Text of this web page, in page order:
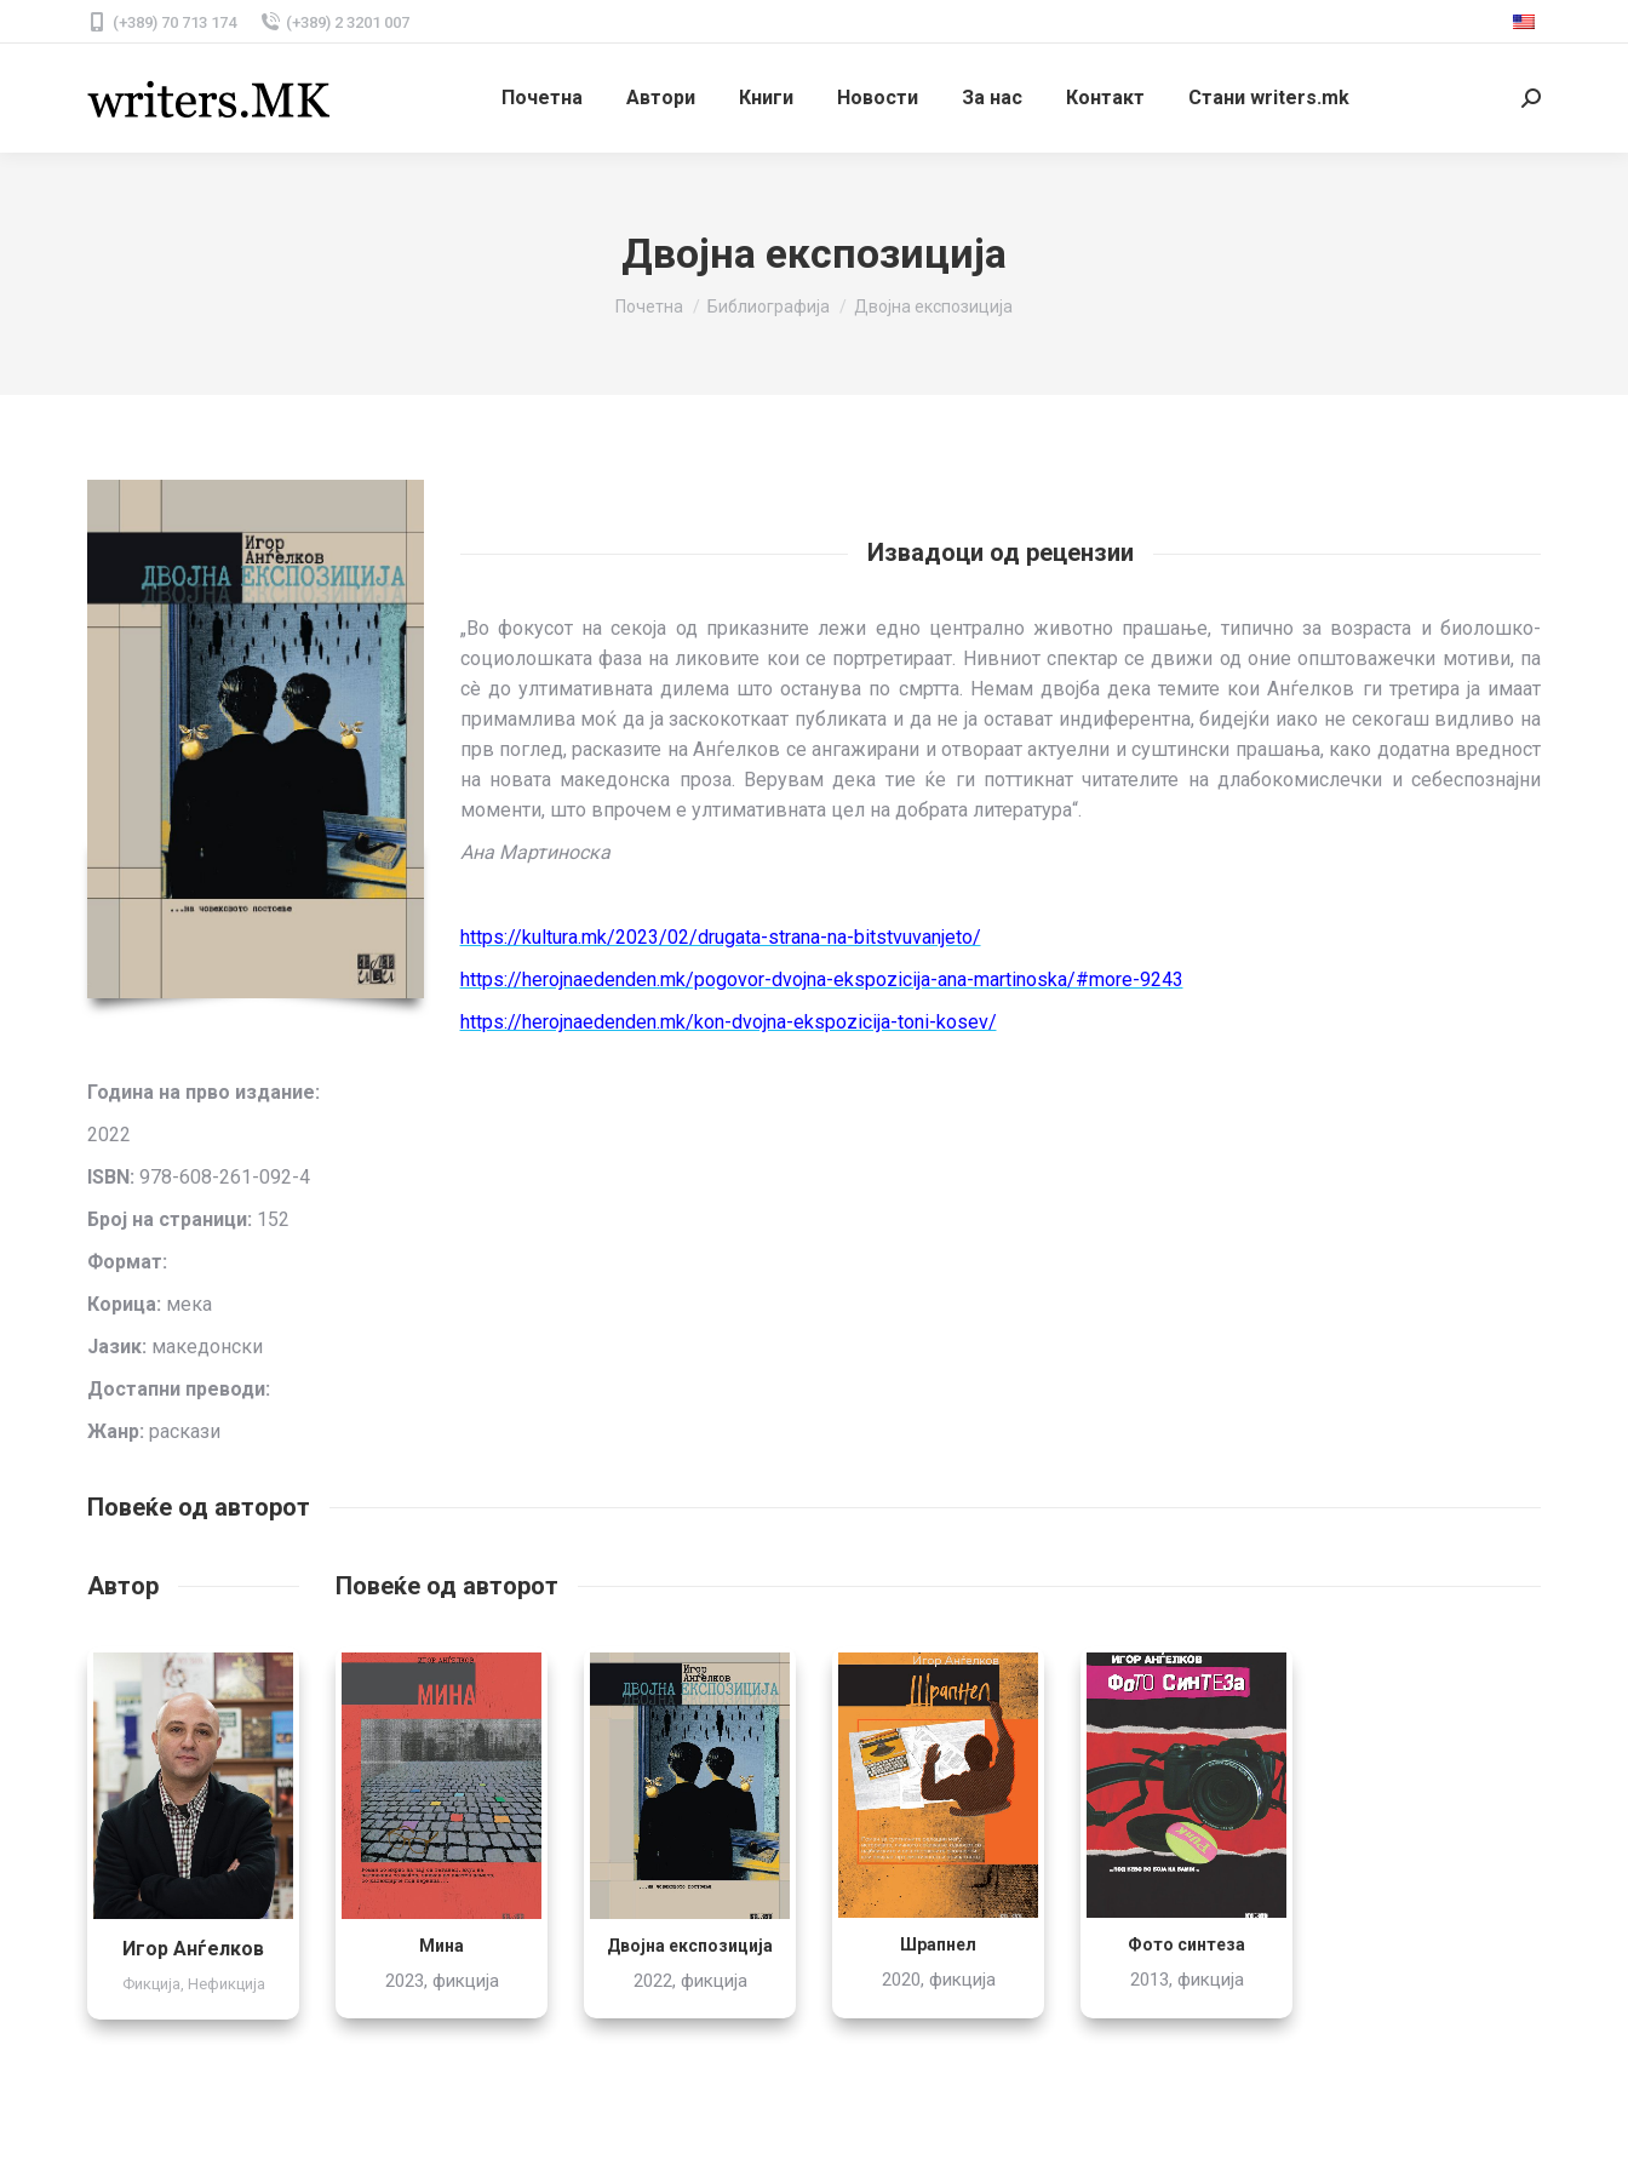
(+389) 70 713 174 (+389) 2 3201 007
Почетна Автори Книги Новости За нас Контакт Стани writers.mk Search:
Двојна експозиција
You are here:
Почетна Библиографија Двојна експозиција
Година на прво издание:
2022
ISBN: 978-608-261-092-4
Број на страници: 152
Формат:
Корица: мека
Јазик: македонски
Достапни преводи:
Жанр: раскази
Извадоци од рецензии
„Во фокусот на секоја од приказните лежи едно централно животно прашање, типично за возраста и биолошко-
социолошката фаза на ликовите кои се портретираат. Нивниот спектар се движи од оние општоважечки мотиви, па
сè до ултимативната дилема што останува по смртта. Немам двојба дека темите кои Анѓелков ги третира ја имаат
примамлива моќ да ја заскокоткаат публиката и да не ја остават индиферентна, бидејќи иако не секогаш видливо на
прв поглед, расказите на Анѓелков се ангажирани и отвораат актуелни и суштински прашања, како додатна вредност
на новата македонска проза. Верувам дека тие ќе ги поттикнат читателите на длабокомислечки и себеспознајни
моменти, што впрочем е ултимативната цел на добрата литература“.
Ана Мартиноска
https://kultura.mk/2023/02/drugata-strana-na-bitstvuvanjeto/
https://herojnaedenden.mk/pogovor-dvojna-ekspozicija-ana-martinoska/#more-9243
https://herojnaedenden.mk/kon-dvojna-ekspozicija-toni-kosev/
Повеќе од авторот
Автор
Игор Анѓелков
Фикција Нефикција
Повеќе од авторот
Мина
2023, фикција
Двојна експозиција
2022, фикција
Шрапнел
2020, фикција
Фото синтеза
2013, фикција